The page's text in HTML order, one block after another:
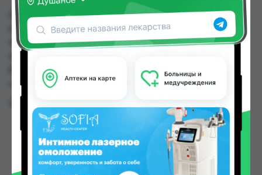
ДАВЕРИС ГЛ КАПЛИ 0,004% 2,5МЛ можно
купить или заказать в аптеках, Абубакри Карим,
Авиценна, АЗИЗ ВАКО , Алишер-К, Аптека + 24/7,
80.30 TJS до 112.50 TJS в Душанбе и других
городах Таджикистана